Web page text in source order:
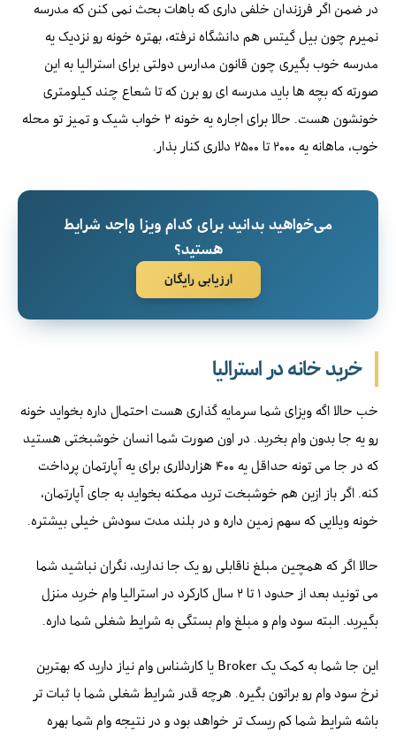
در ضمن اگر فرزندان خلفی داری که باهات بحث نمی کنن که مدرسه
نمیرم چون بیل گیتس هم دانشگاه نرفته، بهتره خونه رو نزدیک یه
مدرسه خوب بگیری چون قانون مدارس دولتی برای استرالیا به این
صورته که بچه ها باید مدرسه ای رو برن که تا شعاع چند کیلومتری
خونشون هست. حالا برای اجاره یه خونه ۲ خواب شیک و تمیز تو محله
خوب، ماهانه یه ۲۰۰۰ تا ۲۵۰۰ دلاری کنار بذار.
می‌خواهید بدانید برای کدام ویزا واجد شرایط
هستید؟
ارزیابی رایگان
خرید خانه در استرالیا
خب حالا اگه ویزای شما سرمایه گذاری هست احتمال داره بخواید خونه
رو یه جا بدون وام بخرید. در اون صورت شما انسان خوشبختی هستید
که در جا می تونه حداقل یه ۴۰۰ هزاردلاری برای یه آپارتمان پرداخت
کنه. اگر باز ازین هم خوشبخت ترید ممکنه بخواید به جای آپارتمان،
خونه ویلایی که سهم زمین داره و در بلند مدت سودش خیلی بیشتره.
حالا اگر که همچین مبلغ ناقابلی رو یک جا ندارید، نگران نباشید شما
می تونید بعد از حدود ۱ تا ۲ سال کارکرد در استرالیا وام خرید منزل
بگیرید. البته سود وام و مبلغ وام بستگی به شرایط شغلی شما داره.
این جا شما به کمک یک Broker یا کارشناس وام نیاز دارید که بهترین
نرخ سود وام رو براتون بگیره. هرچه قدر شرایط شغلی شما با ثبات تر
باشه شرایط شما کم ریسک تر خواهد بود و در نتیجه وام شما بهره